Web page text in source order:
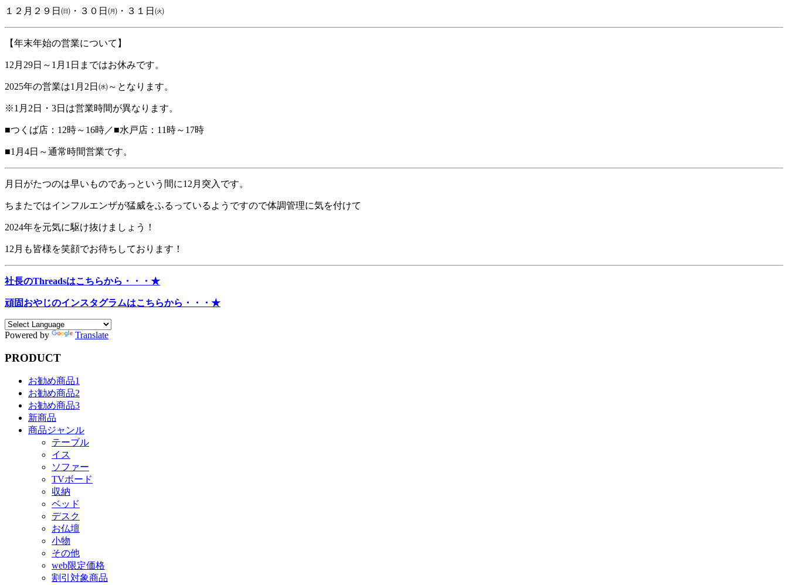
１２月２９日㈰・３０日㈪・３１日㈫
【年末年始の営業について】
12月29日～1月1日まではお休みです。
2025年の営業は1月2日㈬～となります。
※1月2日・3日は営業時間が異なります。
■つくば店：12時～16時／■水戸店：11時～17時
■1月4日～通常時間営業です。
月日がたつのは早いものであっという間に12月突入です。
ちまたではインフルエンザが猛威をふるっているようですので体調管理に気を付けて
2024年を元気に駆け抜けましょう！
12月も皆様を笑顔でお待ちしております！
社長のThreadsはこちらから・・・★
頑固おやじのインスタグラムはこちらから・・・★
Powered by Translate
PRODUCT
お勧め商品1
お勧め商品2
お勧め商品3
新商品
商品ジャンル
テーブル
イス
ソファー
TVボード
収納
ベッド
デスク
お仏壇
小物
その他
web限定価格
割引対象商品